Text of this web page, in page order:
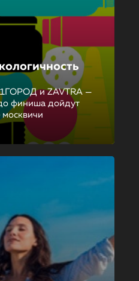
и ZAVTRA —
финиша дойдут
москвичи